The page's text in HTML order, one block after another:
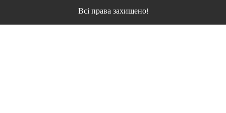
Всі права захищено!